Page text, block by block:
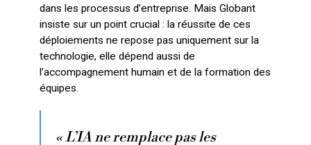
dans les processus d’entreprise. Mais Globant
insiste sur un point crucial : la réussite de ces
déploiements ne repose pas uniquement sur la
technologie, elle dépend aussi de
l’accompagnement humain et de la formation des
équipes.
« L’IA ne remplace pas les